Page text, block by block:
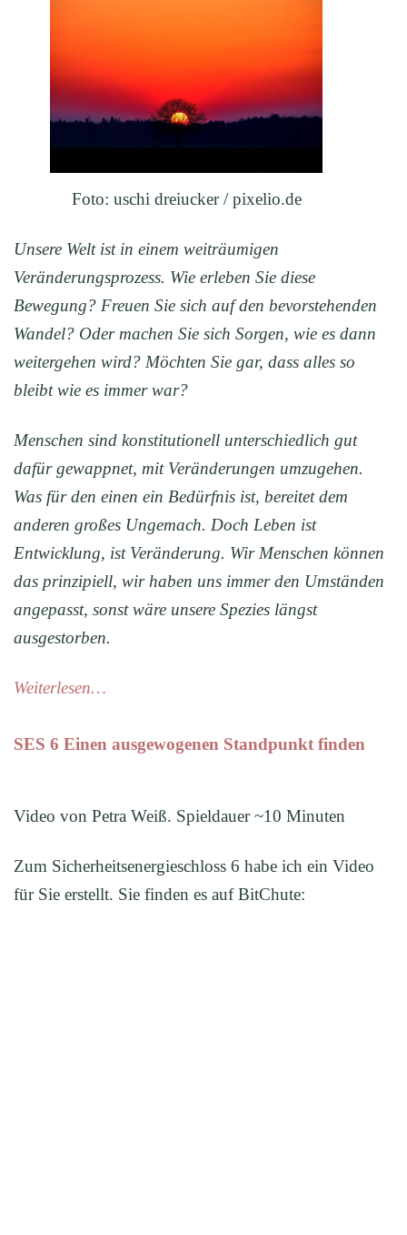
Foto: uschi dreiucker / pixelio.de
Unsere Welt ist in einem weiträumigen
Veränderungsprozess. Wie erleben Sie diese
Bewegung? Freuen Sie sich auf den bevorstehenden
Wandel? Oder machen Sie sich Sorgen, wie es dann
weitergehen wird? Möchten Sie gar, dass alles so
bleibt wie es immer war?
Menschen sind konstitutionell unterschiedlich gut
dafür gewappnet, mit Veränderungen umzugehen.
Was für den einen ein Bedürfnis ist, bereitet dem
anderen großes Ungemach. Doch Leben ist
Entwicklung, ist Veränderung. Wir Menschen können
das prinzipiell, wir haben uns immer den Umständen
angepasst, sonst wäre unsere Spezies längst
ausgestorben.
Weiterlesen…
SES 6 Einen ausgewogenen Standpunkt finden
Video von Petra Weiß. Spieldauer ~10 Minuten
Zum Sicherheitsenergieschloss 6 habe ich ein Video
für Sie erstellt. Sie finden es auf BitChute: